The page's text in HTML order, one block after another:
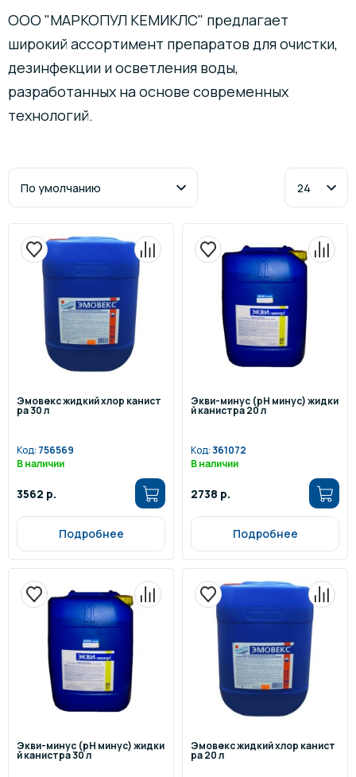
ООО "МАРКОПУЛ КЕМИКЛС" предлагает
широкий ассортимент препаратов для очистки,
дезинфекции и осветления воды,
разработанных на основе современных
технологий.
Эмовекс жидкий хлор канист
ра 30 л
Код: 756569
В наличии
3562 р.
Подробнее
Экви-минус (pH минус) жидки
й канистра 20 л
Код: 361072
В наличии
2738 р.
Подробнее
Экви-минус (pH минус) жидки
й канистра 30 л
Эмовекс жидкий хлор канист
ра 20 л